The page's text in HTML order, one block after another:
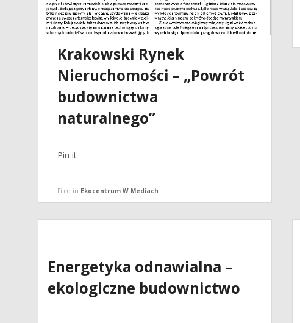
Krakowski Rynek
Nieruchomości – „Powrót
budownictwa
naturalnego”
Pin it
Filed in Ekocentrum W Mediach
Energetyka odnawialna –
ekologiczne budownictwo